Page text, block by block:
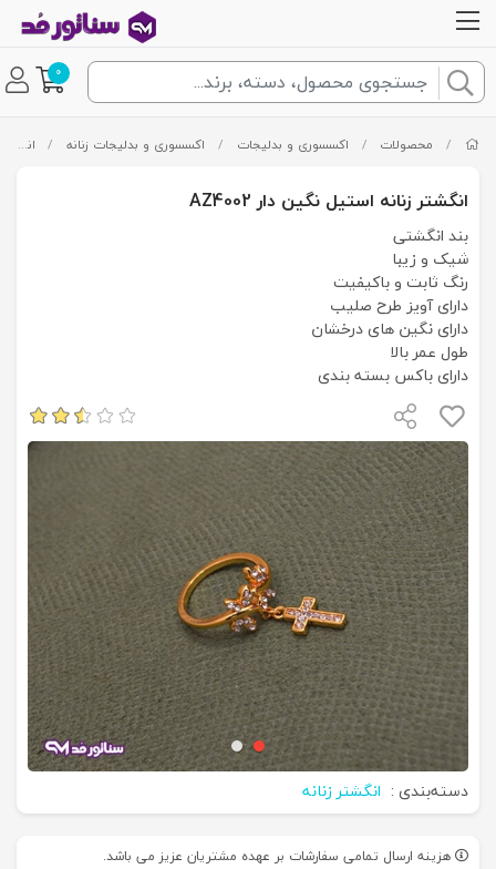
0
/ محصولات / اکسسوری و بدلیجات / اکسسوری و بدلیجات زنانه / انگشتر زنانه
انگشتر زنانه استیل نگین دار AZ4002
بند انگشتی
شیک و زیبا
رنگ ثابت و باکیفیت
دارای آویز طرح صلیب
دارای نگین های درخشان
طول عمر بالا
دارای باکس بسته بندی
دسته‌بندی : انگشتر زنانه
هزینه ارسال تمامی سفارشات بر عهده مشتریان عزیز می باشد.